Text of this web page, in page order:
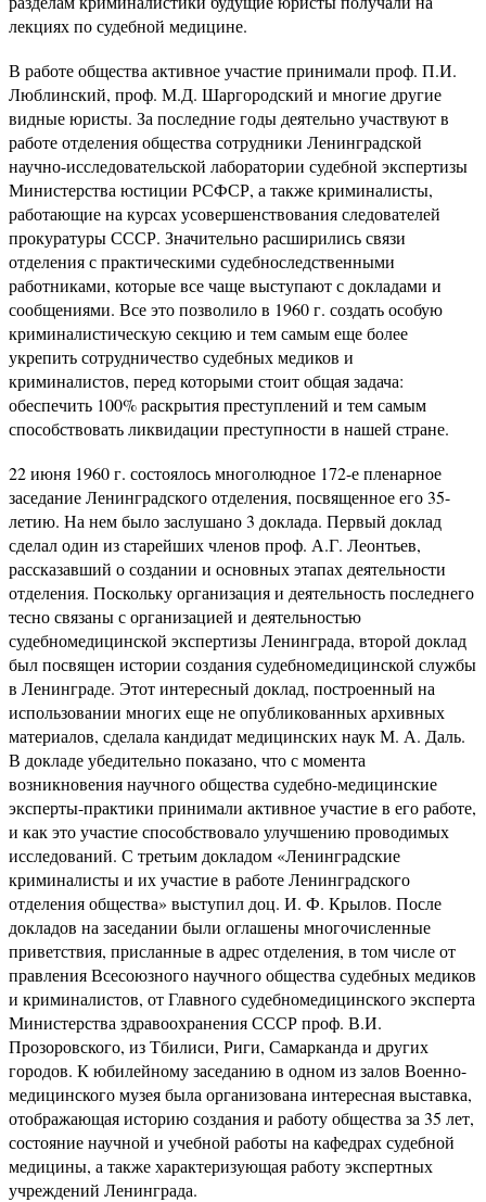
лекциях по судебной медицине.
В работе общества активное участие принимали проф. П.И.
Люблинский, проф. М.Д. Шаргородский и многие другие
видные юристы. За последние годы деятельно участвуют в
работе отделения общества сотрудники Ленинградской
научно-исследовательской лаборатории судебной экспертизы
Министерства юстиции РСФСР, а также криминалисты,
работающие на курсах усовершенствования следователей
прокуратуры СССР. Значительно расширились связи
отделения с практическими судебноследственными
работниками, которые все чаще выступают с докладами и
сообщениями. Все это позволило в 1960 г. создать особую
криминалистическую секцию и тем самым еще более
укрепить сотрудничество судебных медиков и
криминалистов, перед которыми стоит общая задача:
обеспечить 100% раскрытия преступлений и тем самым
способствовать ликвидации преступности в нашей стране.
22 июня 1960 г. состоялось многолюдное 172-е пленарное
заседание Ленинградского отделения, посвященное его 35-
летию. На нем было заслушано 3 доклада. Первый доклад
сделал один из старейших членов проф. А.Г. Леонтьев,
рассказавший о создании и основных этапах деятельности
отделения. Поскольку организация и деятельность последнего
тесно связаны с организацией и деятельностью
судебномедицинской экспертизы Ленинграда, второй доклад
был посвящен истории создания судебномедицинской службы
в Ленинграде. Этот интересный доклад, построенный на
использовании многих еще не опубликованных архивных
материалов, сделала кандидат медицинских наук М. А. Даль.
В докладе убедительно показано, что с момента
возникновения научного общества судебно-медицинские
эксперты-практики принимали активное участие в его работе,
и как это участие способствовало улучшению проводимых
исследований. С третьим докладом «Ленинградские
криминалисты и их участие в работе Ленинградского
отделения общества» выступил доц. И. Ф. Крылов. После
докладов на заседании были оглашены многочисленные
приветствия, присланные в адрес отделения, в том числе от
правления Всесоюзного научного общества судебных медиков
и криминалистов, от Главного судебномедицинского эксперта
Министерства здравоохранения СССР проф. В.И.
Прозоровского, из Тбилиси, Риги, Самарканда и других
городов. К юбилейному заседанию в одном из залов Военно-
медицинского музея была организована интересная выставка,
отображающая историю создания и работу общества за 35 лет,
состояние научной и учебной работы на кафедрах судебной
медицины, а также характеризующая работу экспертных
учреждений Ленинграда.